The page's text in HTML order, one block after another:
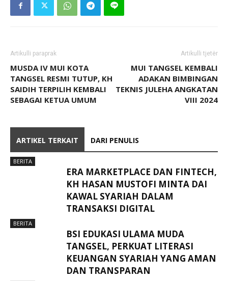
Artikulli paraprak
MUSDA IV MUI KOTA
TANGSEL RESMI TUTUP, KH
SAIDIH TERPILIH KEMBALI
SEBAGAI KETUA UMUM
Artikulli tjetër
MUI TANGSEL KEMBALI
ADAKAN BIMBINGAN
TEKNIS JULEHA ANGKATAN
VIII 2024
ARTIKEL TERKAIT DARI PENULIS
BERITA
ERA MARKETPLACE DAN FINTECH,
KH HASAN MUSTOFI MINTA DAI
KAWAL SYARIAH DALAM
TRANSAKSI DIGITAL
BERITA
BSI EDUKASI ULAMA MUDA
TANGSEL, PERKUAT LITERASI
KEUANGAN SYARIAH YANG AMAN
DAN TRANSPARAN